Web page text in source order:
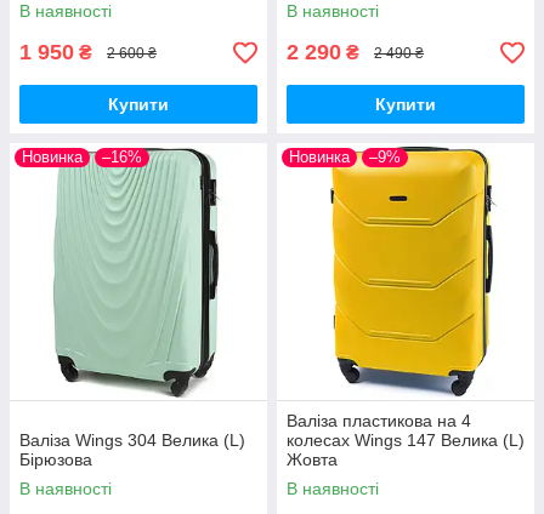
В наявності
1 950 ₴ 2 600 ₴
Купити
В наявності
2 290 ₴ 2 490 ₴
Купити
Новинка –16%
Валіза Wings 304 Велика (L)
Бірюзова
В наявності
Новинка –9%
Валіза пластикова на 4
колесах Wings 147 Велика (L)
Жовта
В наявності